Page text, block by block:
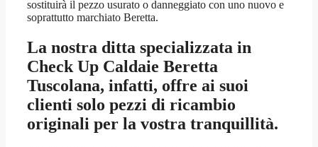
sostituirà il pezzo usurato o danneggiato con uno nuovo e
soprattutto marchiato Beretta.
La nostra ditta specializzata in
Check Up Caldaie Beretta
Tuscolana, infatti, offre ai suoi
clienti solo pezzi di ricambio
originali per la vostra tranquillità.